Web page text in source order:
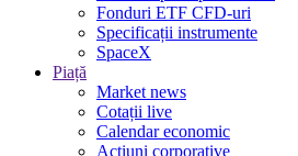
Fonduri ETF CFD-uri
Specificații instrumente
SpaceX
Piață
Market news
Cotații live
Calendar economic
Acțiuni corporative